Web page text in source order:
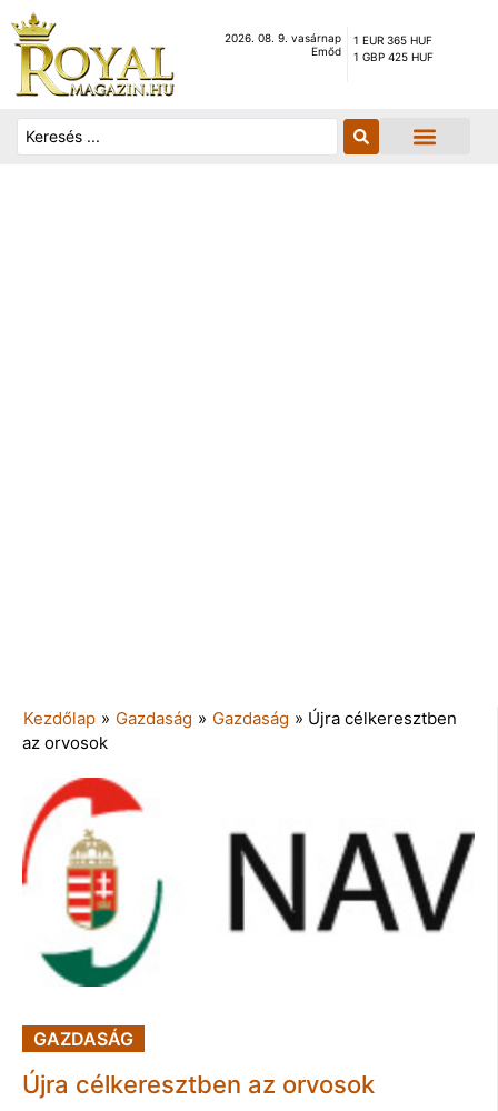
2026. 08. 9. vasárnap
Emőd
1 EUR 365 HUF
1 GBP 425 HUF
Kezdőlap » Gazdaság » Gazdaság » Újra célkeresztben
az orvosok
GAZDASÁG
Újra célkeresztben az orvosok